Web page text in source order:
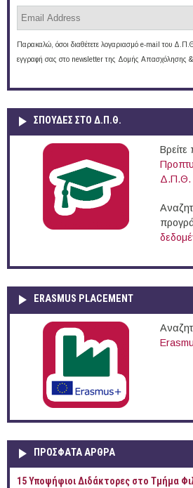
Παρακαλώ, όσοι διαθέτετε λογαριασμό e-mail του
εγγραφή σας στο newsletter της Δομής Απασχόλησης
ΣΠΟΥΔΈΣ ΣΤΟ Δ.Π.Θ.
Βρείτε
Δ.Π.Θ.
ERASMUS PLACEMENT
ΠΡOΣΦΑΤΑ AΡΘΡΑ
15 Υποψήφιοι Διδάκτορες στο Τμήμα